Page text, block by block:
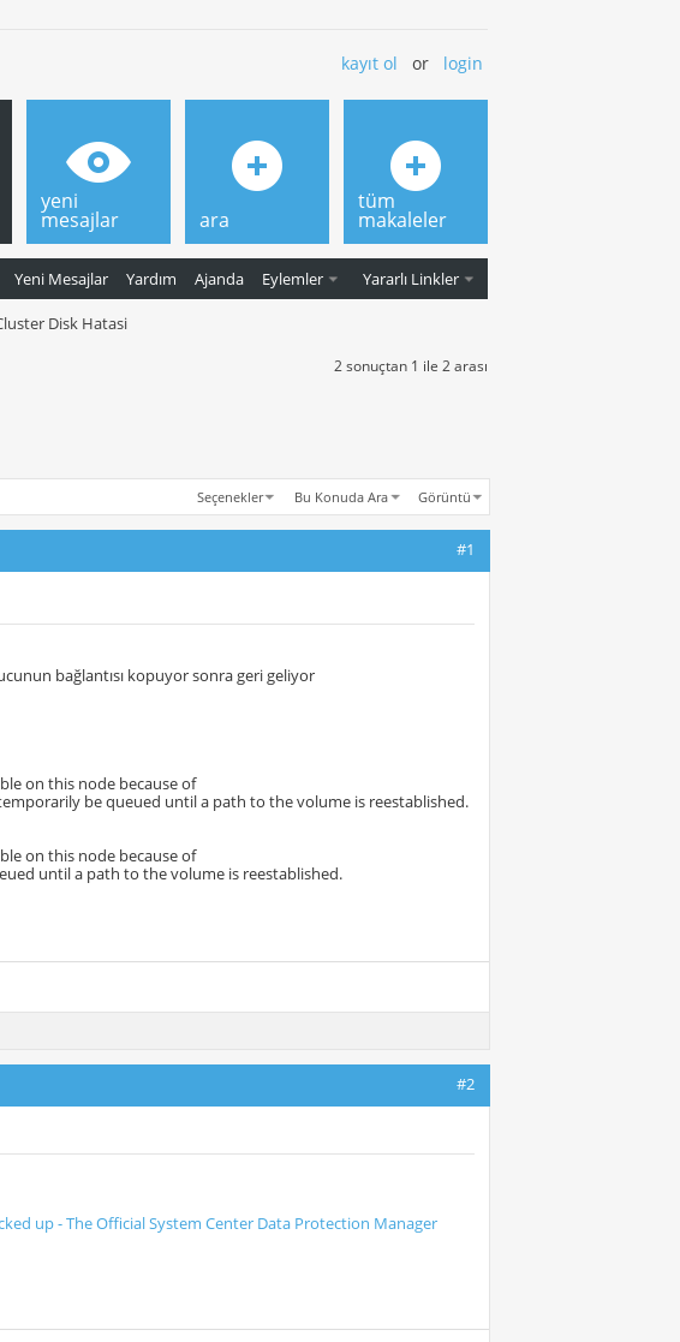
kayıt ol or login
Yeni Mesajlar Yardım Ajanda Eylemler Yararlı Linkler
yeni
mesajlar ara
tüm
makaleler
Disk Hatasi
2 sonuçtan 1 ile 2 arası
Seçenekler Bu Konuda Ara Görüntü
#1
bağlantısı kopuyor sonra geri geliyor
on this node because of
temporarily be queued until a path to the volume is reestablished.
on this node because of
until a path to the volume is reestablished.
#2
up - The Official System Center Data Protection Manager